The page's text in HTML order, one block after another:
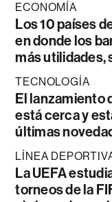
ECONOMÍA
Los 10 países
en donde los
más utilidades,
TECNOLOGÍA
El lanzamiento
está cerca y
últimas
LÍNEA
La UEFA
torneos de la